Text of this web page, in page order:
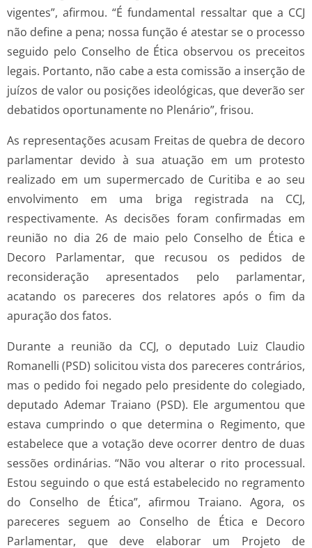
vigentes”, afirmou. “É fundamental ressaltar que a CCJ
não define a pena; nossa função é atestar se o processo
seguido pelo Conselho de Ética observou os preceitos
legais. Portanto, não cabe a esta comissão a inserção de
juízos de valor ou posições ideológicas, que deverão ser
debatidos oportunamente no Plenário”, frisou.
As representações acusam Freitas de quebra de decoro
parlamentar devido à sua atuação em um protesto
realizado em um supermercado de Curitiba e ao seu
envolvimento em uma briga registrada na CCJ,
respectivamente. As decisões foram confirmadas em
reunião no dia 26 de maio pelo Conselho de Ética e
Decoro Parlamentar, que recusou os pedidos de
reconsideração apresentados pelo parlamentar,
acatando os pareceres dos relatores após o fim da
apuração dos fatos.
Durante a reunião da CCJ, o deputado Luiz Claudio
Romanelli (PSD) solicitou vista dos pareceres contrários,
mas o pedido foi negado pelo presidente do colegiado,
deputado Ademar Traiano (PSD). Ele argumentou que
estava cumprindo o que determina o Regimento, que
estabelece que a votação deve ocorrer dentro de duas
sessões ordinárias. “Não vou alterar o rito processual.
Estou seguindo o que está estabelecido no regramento
do Conselho de Ética”, afirmou Traiano. Agora, os
pareceres seguem ao Conselho de Ética e Decoro
Parlamentar, que deve elaborar um Projeto de